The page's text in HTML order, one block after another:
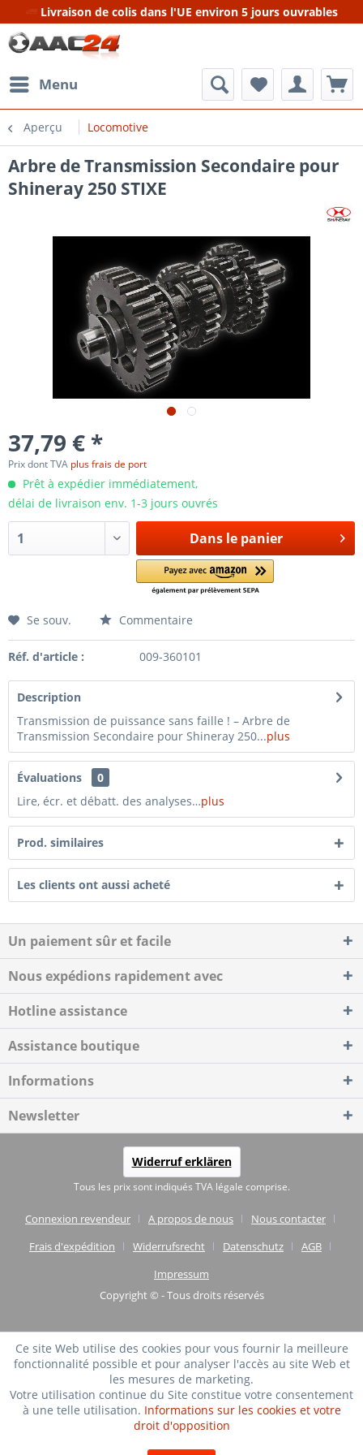
Livraison de colis dans l'UE environ 5 jours ouvrables
Menu
Aperçu Locomotive
Arbre de Transmission Secondaire pour
Shineray 250 STIXE
37,79 € *
Prix dont TVA plus frais de port
Prêt à expédier immédiatement,
délai de livraison env. 1-3 jours ouvrés
Dans le panier
Se souv. Commentaire
Réf. d'article : 009-360101
Description
Transmission de puissance sans faille ! – Arbre de
Transmission Secondaire pour Shineray 250...plus
Évaluations
0
Lire, écr. et débatt. des analyses…plus
Prod. similaires
Les clients ont aussi acheté
Un paiement sûr et facile
Nous expédions rapidement avec
Hotline assistance
Assistance boutique
Informations
Newsletter
Widerruf erklären
Tous les prix sont indiqués TVA légale comprise.
Connexion revendeur A propos de nous
Nous contacter
Frais d'expédition
Widerrufsrecht Datenschutz
AGB
Impressum
Copyright © - Tous droits réservés
Ce site Web utilise des cookies pour vous fournir la meilleure
fonctionnalité possible et pour analyser l'accès au site Web et
les mesures de marketing.
Votre utilisation continue du Site constitue votre consentement
à une telle utilisation. Informations sur les cookies et votre
droit d'opposition
(4.75 / 5)